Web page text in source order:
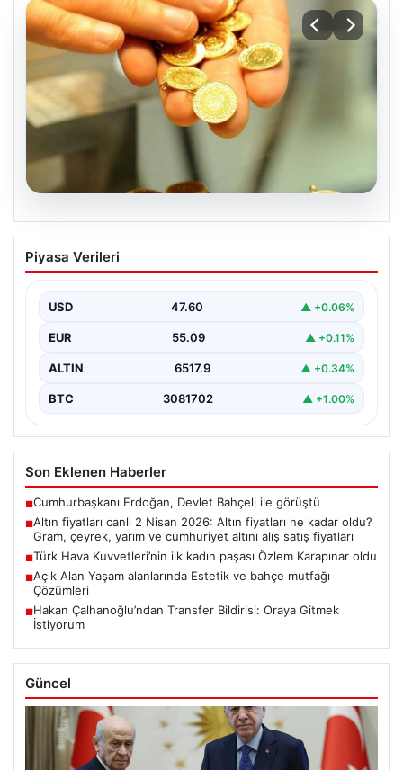
05.08.2026
Altın fiyatları canlı 2 Nisan 2026: Altın
fiyatları ne kadar oldu? Gram, çeyrek,
fiyatları
Piyasa Verileri
USD 47.60 ▲ +0.06%
EUR 55.09 ▲ +0.11%
ALTIN 6517.9 ▲ +0.34%
BTC 3081702 ▲ +1.00%
Son Eklenen Haberler
■Cumhurbaşkanı Erdoğan, Devlet Bahçeli ile görüştü
■Altın fiyatları canlı 2 Nisan 2026: Altın fiyatları ne kadar oldu?
Gram, çeyrek, yarım ve cumhuriyet altını alış satış fiyatları
■Türk Hava Kuvvetleri’nin ilk kadın paşası Özlem Karapınar oldu
■Açık Alan Yaşam alanlarında Estetik ve bahçe mutfağı
Çözümleri
■Hakan Çalhanoğlu’ndan Transfer Bildirisi: Oraya Gitmek
İstiyorum
Güncel